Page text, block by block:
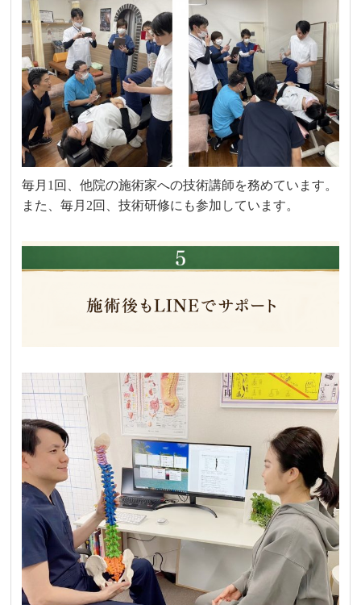
毎月1回、他院の施術家への技術講師を務めています。
また、毎月2回、技術研修にも参加しています。